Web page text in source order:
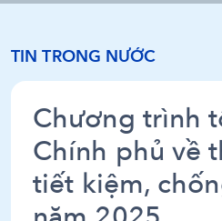
TIN TRONG NƯỚC
Chương trình
Chính phủ về
tiết kiệm,